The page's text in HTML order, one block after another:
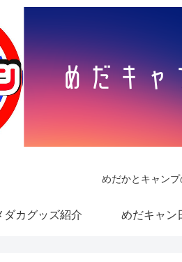
めだかとキャンプ
ダカグッズ紹介 めだキャン